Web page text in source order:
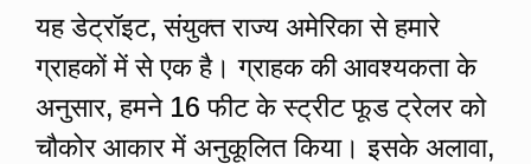
यह डेट्रॉइट, संयुक्त राज्य अमेरिका से हमारे
ग्राहकों में से एक है। ग्राहक की आवश्यकता के
अनुसार, हमने 16 फीट के स्ट्रीट फूड ट्रेलर को
चौकोर आकार में अनुकूलित किया। इसके अलावा,